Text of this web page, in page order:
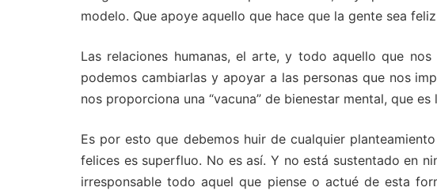
modelo. Que apoye aquello que hace que la gente sea
Las relaciones humanas, el arte, y todo aquello que
podemos cambiarlas y apoyar a las personas que nos
nos proporciona una “vacuna” de bienestar mental, que
Es por esto que debemos huir de cualquier
felices es superfluo. No es así. Y no está sustentado en
irresponsable todo aquel que piense o actué de esta